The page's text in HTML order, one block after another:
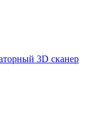
3D сканер